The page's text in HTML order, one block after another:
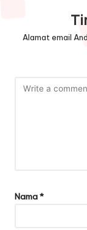
Alamat email
Nama*